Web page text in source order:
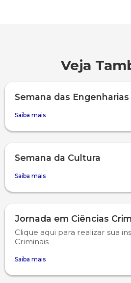
Veja
Semana das Engenharias
Saiba mais
Semana da Cultura
Saiba mais
Jornada em Ciências
Clique aqui para realizar sua
Criminais
Saiba mais